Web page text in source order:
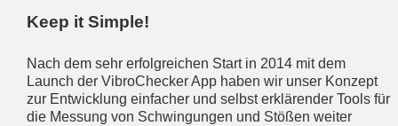
Keep it Simple!
Nach dem sehr erfolgreichen Start in 2014 mit dem
Launch der VibroChecker App haben wir unser Konzept
zur Entwicklung einfacher und selbst erklärender Tools für
die Messung von Schwingungen und Stößen weiter